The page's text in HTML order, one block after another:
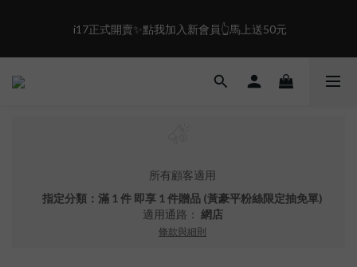
盛夏限定☀️週週抽LINE POINT｜滿1000即享免運
04
3
盛夏限定☀️週週抽LINE POINT｜滿1000即享免運
所有顧客適用
指定分類：滿 1 件 即享 1 件贈品 (黃豪平粉絲限定抽免單)
適用通路： 網店
條款與細則